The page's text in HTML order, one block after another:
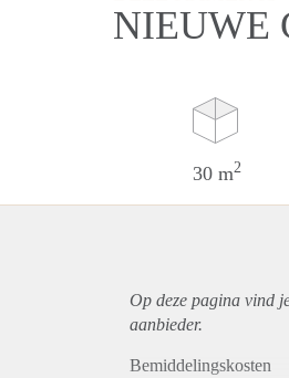
NIEUWE
30 m2
Op deze pagina vind
aanbieder.
Bemiddelingskosten